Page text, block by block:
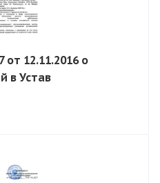
12.11.2016 о
в Устав